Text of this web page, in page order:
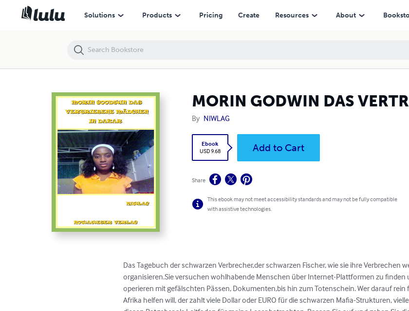
Solutions Products Pricing Create Resources About
MORIN GODWIN DAS
By NIWLAG
Ebook
USD 9.68
Add to Cart
Share
This ebook may not meet accessibility standards and may not be fully compatible
with assistive technologies.
Das Tagebuch der schwarzen Verbrecher,der schwarzen Fischer, wie sie ihre Verbrechen
organisieren.Sie versuchen wohlhabende Menschen über Internet-Plattformen zu finden
operieren mit gefälschten Pässen, Dokumenten,bis hin zum Totenschein. Wer darauf rein
Afrika helfen will, der zahlt viele Dollar oder EURO für die schwarzen Mafia-Strukturen,
MORIN GODWIN DAS VERTRIEBENE MÄDCHEN IN DAKAR